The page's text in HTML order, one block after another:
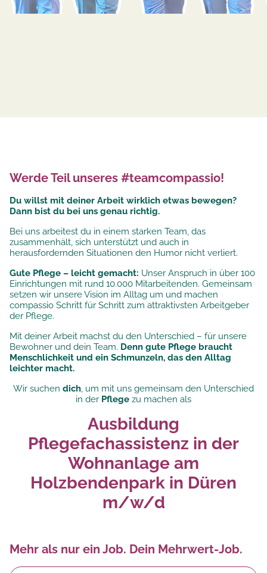
Werde Teil unseres #teamcompassio!
Du willst mit deiner Arbeit wirklich etwas bewegen?
Dann bist du bei uns genau richtig.
Bei uns arbeitest du in einem starken Team, das
zusammenhält, sich unterstützt und auch in
herausfordernden Situationen den Humor nicht verliert.
Gute Pflege – leicht gemacht: Unser Anspruch in über 100
Einrichtungen mit rund 10.000 Mitarbeitenden. Gemeinsam
setzen wir unsereVision im Alltag um und machen
compassio Schritt für Schritt zum attraktivsten Arbeitgeber
der Pflege.
Mit deiner Arbeit machst du den Unterschied – für unsere
Bewohner und dein Team. Denn gute Pflege braucht
Menschlichkeit und ein Schmunzeln, das den Alltag
leichter macht.
Wir suchen dich, um mit uns gemeinsam den Unterschied
in der Pflege zu machen als
Ausbildung
Pflegefachassistenz in der
Wohnanlage am
Holzbendenpark in Düren
m/w/d
Mehr als nur ein Job. Dein Mehrwert-Job.